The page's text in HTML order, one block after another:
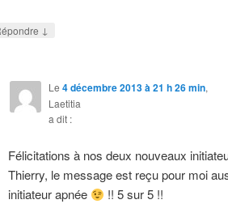
↓
Le 4 décembre 2013 à 21 h 26 min,
Laetitia
a dit :
Félicitations à nos deux nouveaux
Thierry, le message est reçu pour moi
initiateur apnée
!! 5 sur 5 !!